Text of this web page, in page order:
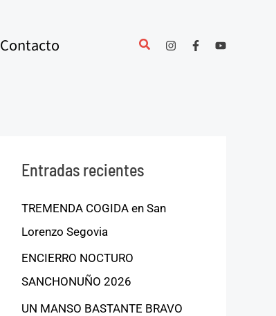
Contacto
Entradas recientes
TREMENDA COGIDA en San
Lorenzo Segovia
ENCIERRO NOCTURO
SANCHONUÑO 2026
UN MANSO BASTANTE BRAVO